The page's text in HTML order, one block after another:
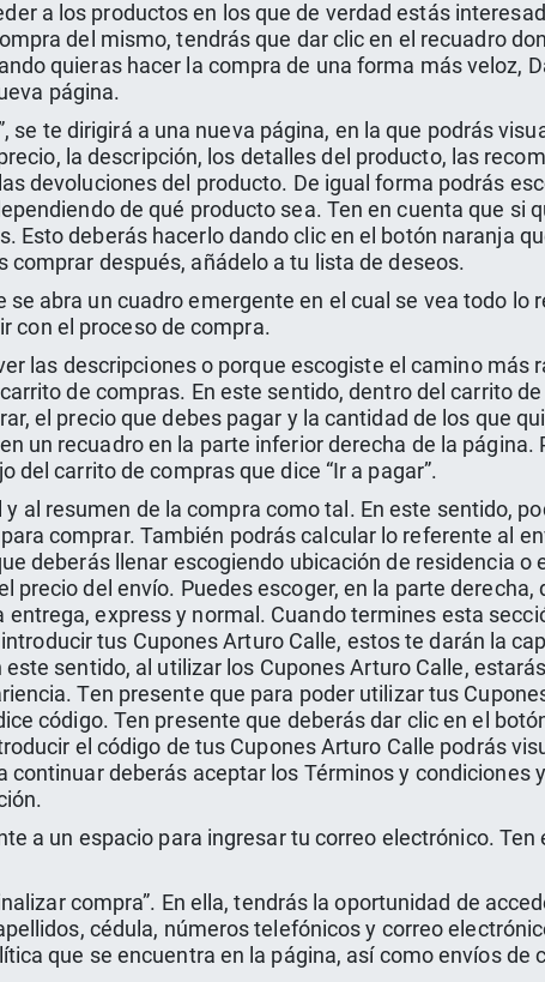
a los productos en los que de verdad estás
del mismo, tendrás que dar clic en el recuadro
quieras hacer la compra de una forma más veloz,
página.
se te dirigirá a una nueva página, en la que podrás
la descripción, los detalles del producto, las
devoluciones del producto. De igual forma podrás
de qué producto sea. Ten en cuenta que si
deberás hacerlo dando clic en el botón naranja
comprar después, añádelo a tu lista de deseos.
abra un cuadro emergente en el cual se vea todo lo
con el proceso de compra.
las descripciones o porque escogiste el camino más
de compras. En este sentido, dentro del carrito
el precio que debes pagar y la cantidad de los que
un recuadro en la parte inferior derecha de la página.
del carrito de compras que dice “Ir a pagar”.
al resumen de la compra como tal. En este sentido,
comprar. También podrás calcular lo referente al
deberás llenar escogiendo ubicación de residencia o
del envío. Puedes escoger, en la parte derecha,
express y normal. Cuando termines esta
tus Cupones Arturo Calle, estos te darán la
sentido, al utilizar los Cupones Arturo Calle,
Ten presente que para poder utilizar tus
código. Ten presente que deberás dar clic en el
el código de tus Cupones Arturo Calle podrás
deberás aceptar los Términos y condiciones
a un espacio para ingresar tu correo electrónico. Ten
compra”. En ella, tendrás la oportunidad de
cédula, números telefónicos y correo
que se encuentra en la página, así como envíos de